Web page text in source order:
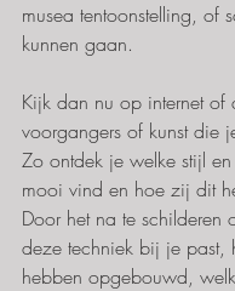
musea tentoonstelling, of
kunnen gaan.
Kijk dan nu op internet of
voorgangers of kunst die
Zo ontdek je welke stijl
mooi vind en hoe zij dit
Door het na te schilderen
deze techniek bij je past,
hebben opgebouwd,